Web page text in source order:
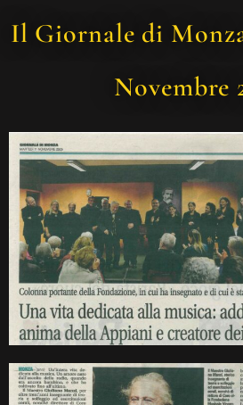
Il Giornale di
Novembre